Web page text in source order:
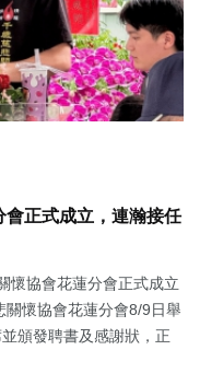
正式成立，連瀚接任
懷協會花蓮分會正式成立
懷協會花蓮分會8/9日舉
頒發聘書及感謝狀，正